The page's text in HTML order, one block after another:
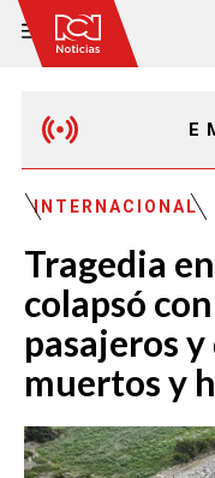
INTERNACIONAL
Tragedia
colapsó
pasajeros
muertos y